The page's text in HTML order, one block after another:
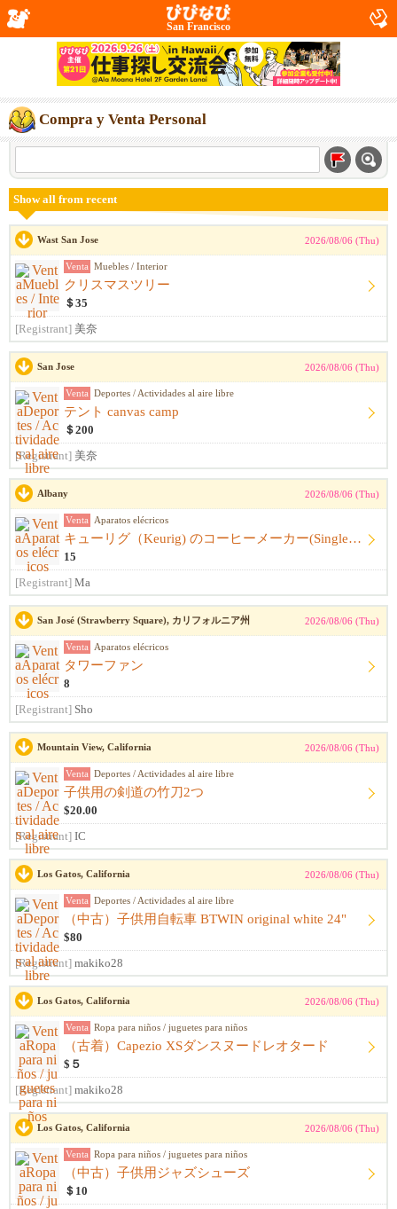
San Francisco
Compra y Venta Personal
Show all from recent
Wast San Jose 2026/08/06 (Thu)
Venta Muebles / Interior
クリスマスツリー
＄35
[Registrant] 美奈
San Jose 2026/08/06 (Thu)
Venta Deportes / Actividades al aire libre
テント canvas camp
＄200
[Registrant] 美奈
Albany 2026/08/06 (Thu)
Venta Aparatos elécricos
キューリグ（Keurig) のコーヒーメーカー(Single Serve Coffee) Maker
15
[Registrant] Ma
San José (Strawberry Square), カリフォルニア州 2026/08/06 (Thu)
Venta Aparatos elécricos
タワーファン
8
[Registrant] Sho
Mountain View, California 2026/08/06 (Thu)
Venta Deportes / Actividades al aire libre
子供用の剣道の竹刀2つ
$20.00
[Registrant] IC
Los Gatos, California 2026/08/06 (Thu)
Venta Deportes / Actividades al aire libre
（中古）子供用自転車 BTWIN original white 24"
$80
[Registrant] makiko28
Los Gatos, California 2026/08/06 (Thu)
Venta Ropa para niños / juguetes para niños
（古着）Capezio XSダンスヌードレオタード
$５
[Registrant] makiko28
Los Gatos, California 2026/08/06 (Thu)
Venta Ropa para niños / juguetes para niños
（中古）子供用ジャズシューズ
＄10